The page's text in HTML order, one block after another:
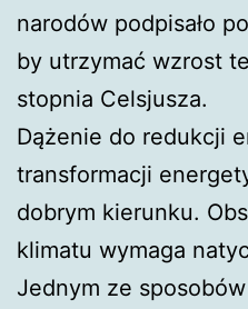
narodów podpisało
by utrzymać wzrost
stopnia Celsjusza.
Dążenie do redukcji
transformacji
dobrym kierunku.
klimatu wymaga
Jednym ze